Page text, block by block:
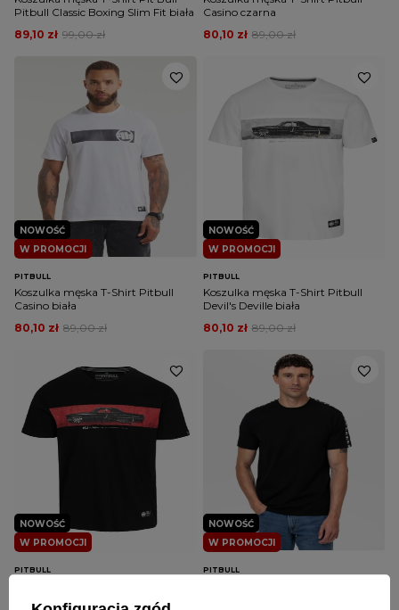
Pitbull Classic Boxing Slim Fit biała
99,00 zł
89,10 zł
Casino czarna
89,00 zł
80,10 zł
W PROMOCJI
NOWOŚĆ
PITBULL
Koszulka męska T-Shirt Pitbull
Casino biała
89,00 zł
80,10 zł
W PROMOCJI
NOWOŚĆ
PITBULL
Koszulka męska T-Shirt Pitbull
Devil's Deville biała
89,00 zł
80,10 zł
W PROMOCJI
NOWOŚĆ
PITBULL
W PROMOCJI
NOWOŚĆ
PITBULL